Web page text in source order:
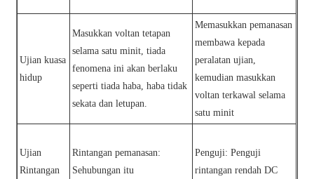
Ujian kuasa
hidup
Masukkan voltan tetapan
selama satu minit, tiada
fenomena ini akan berlaku
seperti tiada haba, haba tidak
sekata dan letupan.
Memasukkan pemanasan
membawa kepada
peralatan ujian,
kemudian masukkan
voltan terkawal selama
satu minit
Ujian
Rintangan
Rintangan pemanasan:
Sehubungan itu
Penguji: Penguji
rintangan rendah DC